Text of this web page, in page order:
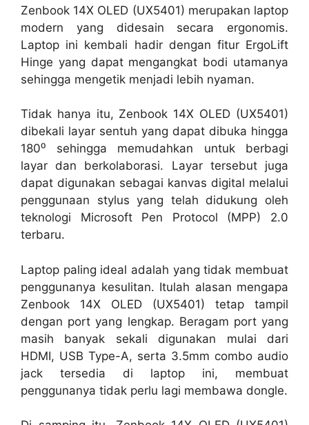
Zenbook 14X OLED (UX5401) merupakan laptop
modern yang didesain secara ergonomis.
Laptop ini kembali hadir dengan fitur ErgoLift
Hinge yang dapat mengangkat bodi utamanya
sehingga mengetik menjadi lebih nyaman.
Tidak hanya itu, Zenbook 14X OLED (UX5401)
dibekali layar sentuh yang dapat dibuka hingga
180⁰ sehingga memudahkan untuk berbagi
layar dan berkolaborasi. Layar tersebut juga
dapat digunakan sebagai kanvas digital melalui
penggunaan stylus yang telah didukung oleh
teknologi Microsoft Pen Protocol (MPP) 2.0
terbaru.
Laptop paling ideal adalah yang tidak membuat
penggunanya kesulitan. Itulah alasan mengapa
Zenbook 14X OLED (UX5401) tetap tampil
dengan port yang lengkap. Beragam port yang
masih banyak sekali digunakan mulai dari
HDMI, USB Type-A, serta 3.5mm combo audio
jack tersedia di laptop ini, membuat
penggunanya tidak perlu lagi membawa dongle.